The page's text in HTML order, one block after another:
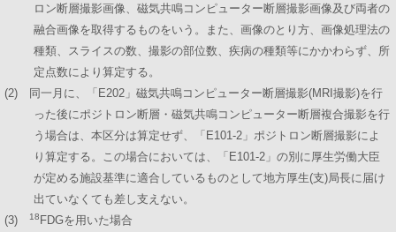
ロン断層撮影画像、磁気共鳴コンピューター断層撮影画像及び両者の
融合画像を取得するものをいう。また、画像のとり方、画像処理法の
種類、スライスの数、撮影の部位数、疾病の種類等にかかわらず、所
定点数により算定する。
(2) 同一月に、「E202」磁気共鳴コンピューター断層撮影(MRI撮影)を行
った後にポジトロン断層・磁気共鳴コンピューター断層複合撮影を行
う場合は、本区分は算定せず、「E101-2」ポジトロン断層撮影によ
り算定する。この場合においては、「E101-2」の別に厚生労働大臣
が定める施設基準に適合しているものとして地方厚生(支)局長に届け
出ていなくても差し支えない。
(3)
18 FDGを用いた場合